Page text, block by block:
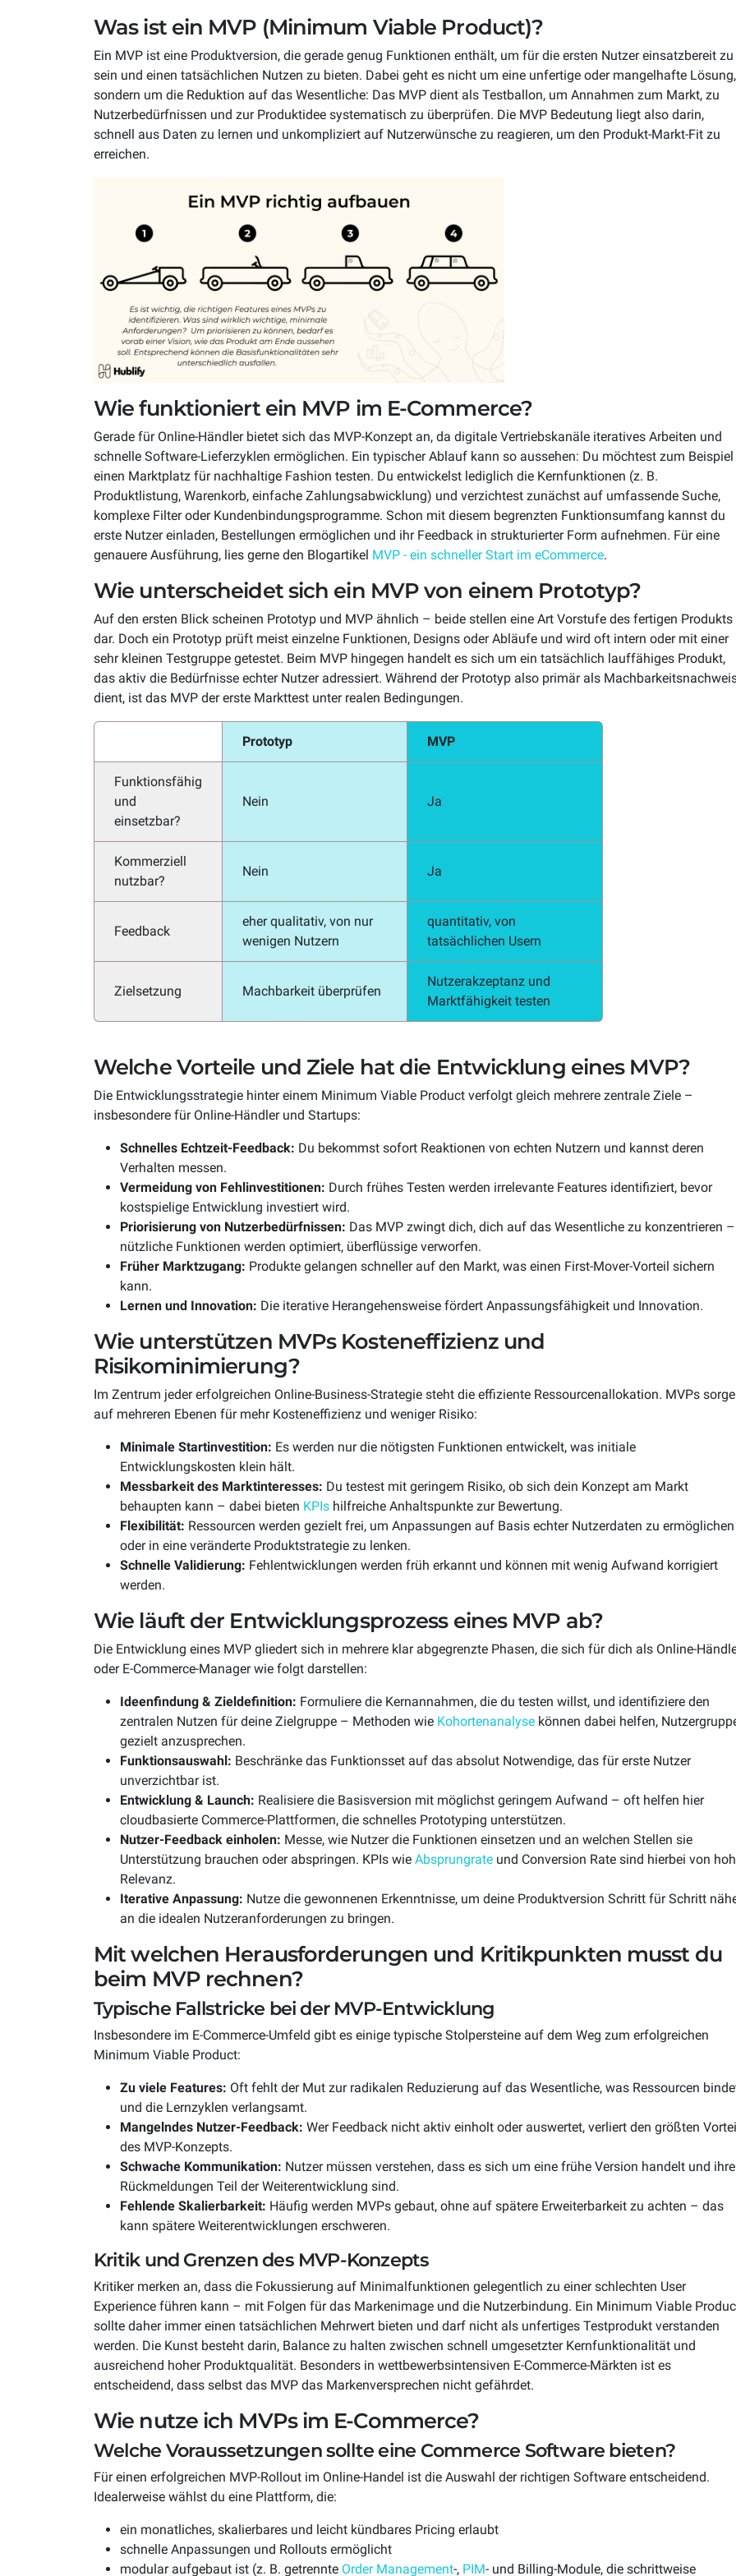
Schnittstellen
Verbinde einfach Deine Shop-, PIM-,
ERP- und CRM-Systeme
API first
Bei API first-Anwendungen wird die
Interoperabilität von Anfang an als
Priorität gelebt
Volle Flexibilität, um auf
Marktveränderungen schnell
zu können
USE CASES
B2C
Komplexen B2C Handel einfach
skalieren
D2C
Direktvertrieb (D2C) im eCommerce
skalieren
B2B
Komplexe B2B-Prozesse
und automatisieren
Wiederkehrende Umsätze einfach
Dropshipping skalieren ohne operative
Prozessbrüche
Was ist ein MVP (Minimum Viable Product)?
Ein MVP ist eine Produktversion, die gerade genug Funktionen enthält, um für die ersten Nutzer einsatzbereit zu
sein und einen tatsächlichen Nutzen zu bieten. Dabei geht es nicht um eine unfertige oder mangelhafte Lösung,
sondern um die Reduktion auf das Wesentliche: Das MVP dient als Testballon, um Annahmen zum Markt, zu
Nutzerbedürfnissen und zur Produktidee systematisch zu überprüfen. Die MVP Bedeutung liegt also darin,
schnell aus Daten zu lernen und unkompliziert auf Nutzerwünsche zu reagieren, um den Produkt-Markt-Fit zu
erreichen.
Wie funktioniert ein MVP im E-Commerce?
Gerade für Online-Händler bietet sich das MVP-Konzept an, da digitale Vertriebskanäle iteratives Arbeiten und
schnelle Software-Lieferzyklen ermöglichen. Ein typischer Ablauf kann so aussehen: Du möchtest zum Beispiel
einen Marktplatz für nachhaltige Fashion testen. Du entwickelst lediglich die Kernfunktionen (z. B.
Produktlistung, Warenkorb, einfache Zahlungsabwicklung) und verzichtest zunächst auf umfassende Suche,
komplexe Filter oder Kundenbindungsprogramme. Schon mit diesem begrenzten Funktionsumfang kannst du
erste Nutzer einladen, Bestellungen ermöglichen und ihr Feedback in strukturierter Form aufnehmen. Für eine
genauere Ausführung, lies gerne den Blogartikel MVP - ein schneller Start im eCommerce.
Wie unterscheidet sich ein MVP von einem Prototyp?
Auf den ersten Blick scheinen Prototyp und MVP ähnlich – beide stellen eine Art Vorstufe des fertigen Produkts
dar. Doch ein Prototyp prüft meist einzelne Funktionen, Designs oder Abläufe und wird oft intern oder mit einer
sehr kleinen Testgruppe getestet. Beim MVP hingegen handelt es sich um ein tatsächlich lauffähiges Produkt,
das aktiv die Bedürfnisse echter Nutzer adressiert. Während der Prototyp also primär als
dient, ist das MVP der erste Markttest unter realen Bedingungen.
Prototyp MVP
Funktionsfähig
und
einsetzbar?
Nein Ja
Kommerziell
nutzbar?
Nein Ja
Feedback
eher qualitativ, von nur
wenigen Nutzern
quantitativ, von
tatsächlichen Usern
Zielsetzung Machbarkeit überprüfen
Nutzerakzeptanz und
Marktfähigkeit testen
Welche Vorteile und Ziele hat die Entwicklung eines MVP?
Die Entwicklungsstrategie hinter einem Minimum Viable Product verfolgt gleich mehrere zentrale Ziele –
insbesondere für Online-Händler und Startups:
Schnelles Echtzeit-Feedback: Du bekommst sofort Reaktionen von echten Nutzern und kannst deren
Verhalten messen.
Vermeidung von Fehlinvestitionen: Durch frühes Testen werden irrelevante Features identifiziert, bevor
kostspielige Entwicklung investiert wird.
Priorisierung von Nutzerbedürfnissen: Das MVP zwingt dich, dich auf das Wesentliche zu konzentrieren –
nützliche Funktionen werden optimiert, überflüssige verworfen.
Früher Marktzugang: Produkte gelangen schneller auf den Markt, was einen First-Mover-Vorteil sichern
kann.
Lernen und Innovation: Die iterative Herangehensweise fördert Anpassungsfähigkeit und Innovation.
Wie unterstützen MVPs Kosteneffizienz und
Risikominimierung?
Im Zentrum jeder erfolgreichen Online-Business-Strategie steht die effiziente Ressourcenallokation. MVPs
auf mehreren Ebenen für mehr Kosteneffizienz und weniger Risiko:
Minimale Startinvestition: Es werden nur die nötigsten Funktionen entwickelt, was initiale
Entwicklungskosten klein hält.
Messbarkeit des Marktinteresses: Du testest mit geringem Risiko, ob sich dein Konzept am Markt
behaupten kann – dabei bieten KPIs hilfreiche Anhaltspunkte zur Bewertung.
Flexibilität: Ressourcen werden gezielt frei, um Anpassungen auf Basis echter Nutzerdaten zu ermöglichen
oder in eine veränderte Produktstrategie zu lenken.
Schnelle Validierung: Fehlentwicklungen werden früh erkannt und können mit wenig Aufwand korrigiert
werden.
Wie läuft der Entwicklungsprozess eines MVP ab?
Die Entwicklung eines MVP gliedert sich in mehrere klar abgegrenzte Phasen, die sich für dich als Online-
oder E-Commerce-Manager wie folgt darstellen:
Ideenfindung & Zieldefinition: Formuliere die Kernannahmen, die du testen willst, und identifiziere den
zentralen Nutzen für deine Zielgruppe – Methoden wie Kohortenanalyse können dabei helfen,
gezielt anzusprechen.
Funktionsauswahl: Beschränke das Funktionsset auf das absolut Notwendige, das für erste Nutzer
unverzichtbar ist.
Entwicklung & Launch: Realisiere die Basisversion mit möglichst geringem Aufwand – oft helfen hier
cloudbasierte Commerce-Plattformen, die schnelles Prototyping unterstützen.
Nutzer-Feedback einholen: Messe, wie Nutzer die Funktionen einsetzen und an welchen Stellen sie
Unterstützung brauchen oder abspringen. KPIs wie Absprungrate und Conversion Rate sind hierbei von
Relevanz.
Iterative Anpassung: Nutze die gewonnenen Erkenntnisse, um deine Produktversion Schritt für Schritt
an die idealen Nutzeranforderungen zu bringen.
Mit welchen Herausforderungen und Kritikpunkten musst du
beim MVP rechnen?
Typische Fallstricke bei der MVP-Entwicklung
Insbesondere im E-Commerce-Umfeld gibt es einige typische Stolpersteine auf dem Weg zum erfolgreichen
Minimum Viable Product:
Zu viele Features: Oft fehlt der Mut zur radikalen Reduzierung auf das Wesentliche, was Ressourcen
und die Lernzyklen verlangsamt.
Mangelndes Nutzer-Feedback: Wer Feedback nicht aktiv einholt oder auswertet, verliert den größten
des MVP-Konzepts.
Schwache Kommunikation: Nutzer müssen verstehen, dass es sich um eine frühe Version handelt und ihre
Rückmeldungen Teil der Weiterentwicklung sind.
Fehlende Skalierbarkeit: Häufig werden MVPs gebaut, ohne auf spätere Erweiterbarkeit zu achten – das
kann spätere Weiterentwicklungen erschweren.
Kritik und Grenzen des MVP-Konzepts
Kritiker merken an, dass die Fokussierung auf Minimalfunktionen gelegentlich zu einer schlechten User
Experience führen kann – mit Folgen für das Markenimage und die Nutzerbindung. Ein Minimum Viable
sollte daher immer einen tatsächlichen Mehrwert bieten und darf nicht als unfertiges Testprodukt verstanden
werden. Die Kunst besteht darin, Balance zu halten zwischen schnell umgesetzter Kernfunktionalität und
ausreichend hoher Produktqualität. Besonders in wettbewerbsintensiven E-Commerce-Märkten ist es
entscheidend, dass selbst das MVP das Markenversprechen nicht gefährdet.
Wie nutze ich MVPs im E-Commerce?
Welche Voraussetzungen sollte eine Commerce Software bieten?
Für einen erfolgreichen MVP-Rollout im Online-Handel ist die Auswahl der richtigen Software entscheidend.
Idealerweise wählst du eine Plattform, die:
ein monatliches, skalierbares und leicht kündbares Pricing erlaubt
schnelle Anpassungen und Rollouts ermöglicht
modular aufgebaut ist (z. B. getrennte Order Management-, PIM- und Billing-Module, die schrittweise